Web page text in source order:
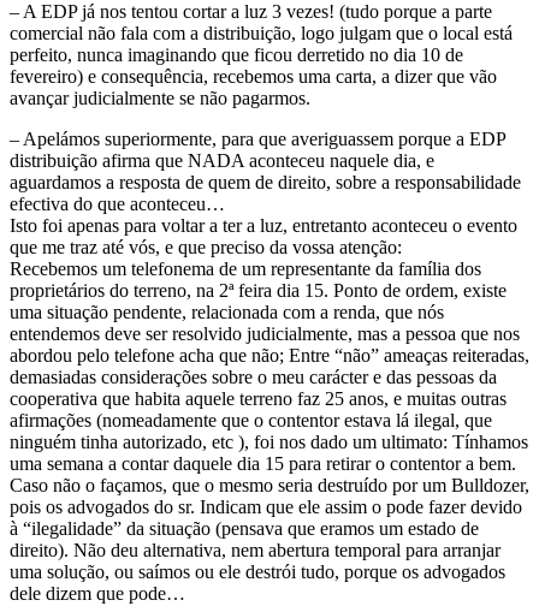
– A EDP já nos tentou cortar a luz 3 vezes! (tudo porque a parte
comercial não fala com a distribuição, logo julgam que o local está
perfeito, nunca imaginando que ficou derretido no dia 10 de
fevereiro) e consequência, recebemos uma carta, a dizer que vão
avançar judicialmente se não pagarmos.
– Apelámos superiormente, para que averiguassem porque a EDP
distribuição afirma que NADA aconteceu naquele dia, e
aguardamos a resposta de quem de direito, sobre a responsabilidade
efectiva do que aconteceu…
Isto foi apenas para voltar a ter a luz, entretanto aconteceu o evento
que me traz até vós, e que preciso da vossa atenção:
Recebemos um telefonema de um representante da família dos
proprietários do terreno, na 2ª feira dia 15. Ponto de ordem, existe
uma situação pendente, relacionada com a renda, que nós
entendemos deve ser resolvido judicialmente, mas a pessoa que nos
abordou pelo telefone acha que não; Entre “não” ameaças reiteradas,
demasiadas considerações sobre o meu carácter e das pessoas da
cooperativa que habita aquele terreno faz 25 anos, e muitas outras
afirmações (nomeadamente que o contentor estava lá ilegal, que
ninguém tinha autorizado, etc ), foi nos dado um ultimato: Tínhamos
uma semana a contar daquele dia 15 para retirar o contentor a bem.
Caso não o façamos, que o mesmo seria destruído por um Bulldozer,
pois os advogados do sr. Indicam que ele assim o pode fazer devido
à “ilegalidade” da situação (pensava que eramos um estado de
direito). Não deu alternativa, nem abertura temporal para arranjar
uma solução, ou saímos ou ele destrói tudo, porque os advogados
dele dizem que pode…